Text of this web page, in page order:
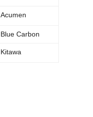
Acumen
Blue Carbon
Kitawa